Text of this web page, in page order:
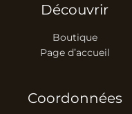
Découvrir
Boutique
Page d’accueil
Coordonnées